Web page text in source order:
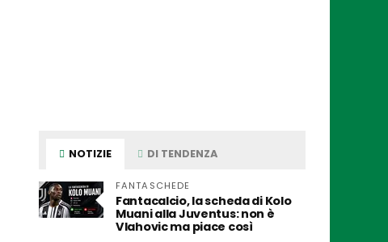
NOTIZIE DI TENDENZA
FANTASCHEDE
Fantacalcio, la scheda di Kolo
Muani alla Juventus: non è
Vlahovic ma piace così